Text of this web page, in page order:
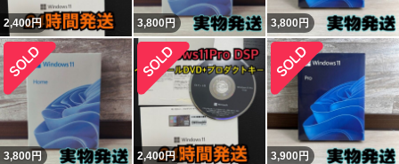
2,400円 3,800円 3,800円
3,800円 2,400円 3,900円